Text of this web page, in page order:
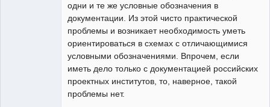
одни и те же условные обозначения в
документации. Из этой чисто практической
проблемы и возникает необходимость уметь
ориентироваться в схемах с отличающимися
условными обозначениями. Впрочем, если
иметь дело только с документацией российских
проектных институтов, то, наверное, такой
проблемы нет.